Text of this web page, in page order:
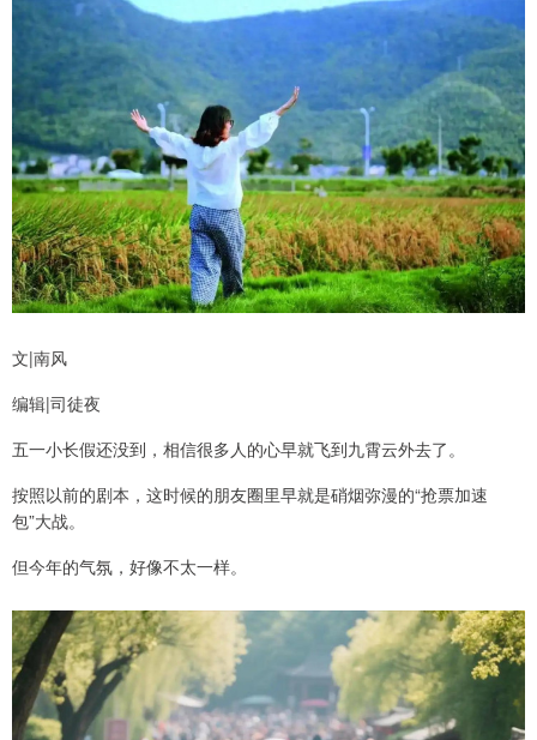
文|南风
编辑|司徒夜
五一小长假还没到，相信很多人的心早就飞到九霄云外去了。
按照以前的剧本，这时候的朋友圈里早就是硝烟弥漫的“抢票加速
包”大战。
但今年的气氛，好像不太一样。